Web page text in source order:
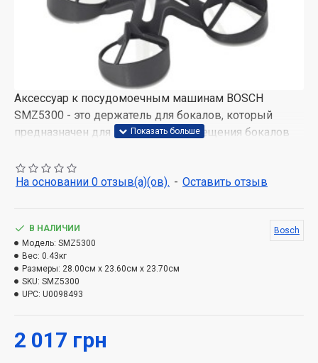
Аксессуар к посудомоечным машинам BOSCH
SMZ5300 - это держатель для бокалов, который
предназначен для надежного размещения бокалов
высота - 245 мм / диаметр - 105 мм. Простое
размещение четырех бокалов для вина или
Аксессуар к посудомоечным машинам BOSCH
SMZ5300 (SMZ5300) имеет темно-серую
расцветку. Возможность расположения четырех
VarioFlex. Возможность расположения двух
держателей (8 бокалов) в посудомоечной машине
На основании 0 отзыв(а)(ов). - Оставить отзыв
2 017 грн
В НАЛИЧИИ
Модель: SMZ5300
Вес: 0.43кг
Размеры: 28.00см x 23.60см x 23.70см
SKU: SMZ5300
UPC: U0098493
Bosch